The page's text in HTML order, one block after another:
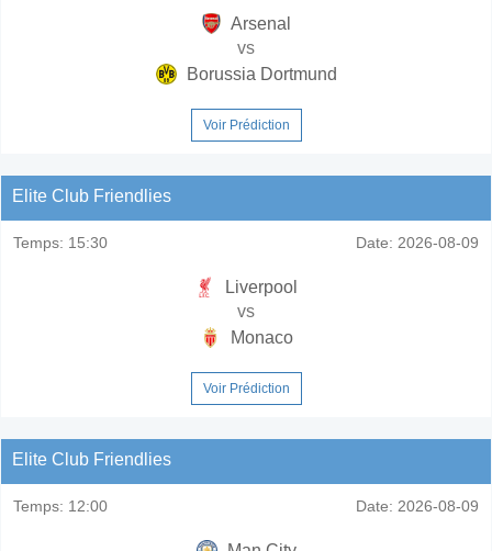
Arsenal
vs
Borussia Dortmund
Voir Prédiction
Elite Club Friendlies
Temps: 15:30 Date: 2026-08-09
Liverpool
vs
Monaco
Voir Prédiction
Elite Club Friendlies
Temps: 12:00 Date: 2026-08-09